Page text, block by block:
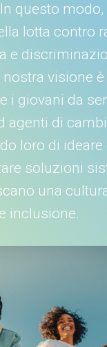
questo
lotta contro
e
nostra visione è
i giovani da
agenti di
loro di ideare
soluzioni
una
inclusione.